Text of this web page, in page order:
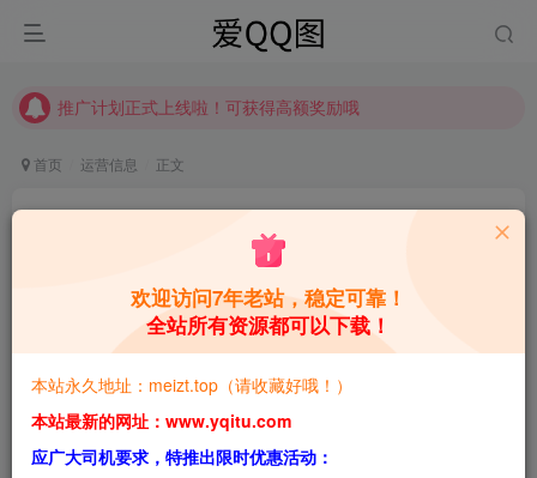
推广计划正式上线啦！可获得高额奖励哦
推广计划正式上线啦！可获得高额奖励哦
首页 运营信息 正文
2年前更新
0
本站预览图进行了压缩和水印，原图无压缩，无本站水
欢迎访问7年老站，稳定可靠！
全站所有资源都可以下载！
本站永久地址：meizt.top（请收藏好哦！）
本站最新的网址：www.yqitu.com
应广大司机要求，特推出限时优惠活动：